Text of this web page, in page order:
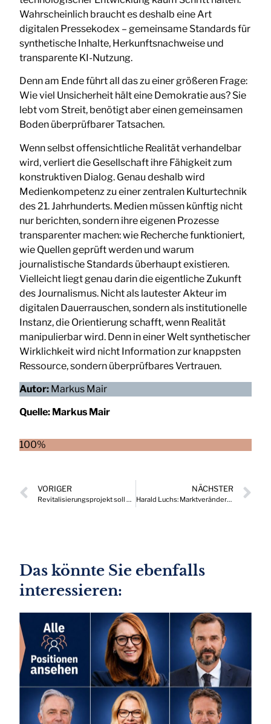
Wahrscheinlich braucht es deshalb eine Art
digitalen Pressekodex – gemeinsame Standards für
synthetische Inhalte, Herkunftsnachweise und
transparente KI-Nutzung.
Denn am Ende führt all das zu einer größeren Frage:
Wie viel Unsicherheit hält eine Demokratie aus? Sie
lebt vom Streit, benötigt aber einen gemeinsamen
Boden überprüfbarer Tatsachen.
Wenn selbst offensichtliche Realität verhandelbar
wird, verliert die Gesellschaft ihre Fähigkeit zum
konstruktiven Dialog. Genau deshalb wird
Medienkompetenz zu einer zentralen Kulturtechnik
des 21. Jahrhunderts. Medien müssen künftig nicht
nur berichten, sondern ihre eigenen Prozesse
transparenter machen: wie Recherche funktioniert,
wie Quellen geprüft werden und warum
journalistische Standards überhaupt existieren.
Vielleicht liegt genau darin die eigentliche Zukunft
des Journalismus. Nicht als lautester Akteur im
digitalen Dauerrauschen, sondern als institutionelle
Instanz, die Orientierung schafft, wenn Realität
manipulierbar wird. Denn in einer Welt synthetischer
Wirklichkeit wird nicht Information zur knappsten
Ressource, sondern überprüfbares Vertrauen.
Autor: Markus Mair
Quelle: Markus Mair
100%
VORIGER
Revitalisierungsprojekt soll einzigartiges Ökosystem bewahren
NÄCHSTER
Harald Luchs: Marktveränderungen aktiv zu Wettbewerbsvorteilen machen
Das könnte Sie ebenfalls
interessieren: